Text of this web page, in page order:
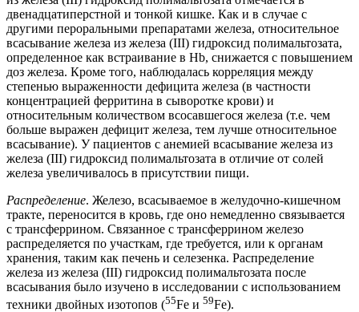
двенадцатиперстной и тонкой кишке. Как и в случае с
другими пероральными препаратами железа, относительное
всасывание железа из железа (III) гидроксид полимальтозата,
определенное как встраивание в Hb, снижается с повышением
доз железа. Кроме того, наблюдалась корреляция между
степенью выраженности дефицита железа (в частности
концентрацией ферритина в сыворотке крови) и
относительным количеством всосавшегося железа (т.е. чем
больше выражен дефицит железа, тем лучше относительное
всасывание). У пациентов с анемией всасывание железа из
железа (III) гидроксид полимальтозата в отличие от солей
железа увеличивалось в присутствии пищи.
Распределение. Железо, всасываемое в желудочно-кишечном
тракте, переносится в кровь, где оно немедленно связывается
с трансферрином. Связанное с трансферрином железо
распределяется по участкам, где требуется, или к органам
хранения, таким как печень и селезенка. Распределение
железа из железа (III) гидроксид полимальтозата после
всасывания было изучено в исследовании с использованием
техники двойных изотопов (55Fe и 59Fe).